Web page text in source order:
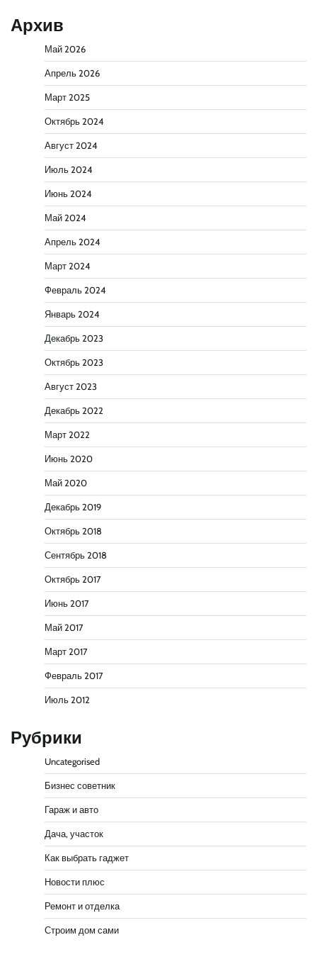
Архив
Май 2026
Апрель 2026
Март 2025
Октябрь 2024
Август 2024
Июль 2024
Июнь 2024
Май 2024
Апрель 2024
Март 2024
Февраль 2024
Январь 2024
Декабрь 2023
Октябрь 2023
Август 2023
Декабрь 2022
Март 2022
Июнь 2020
Май 2020
Декабрь 2019
Октябрь 2018
Сентябрь 2018
Октябрь 2017
Июнь 2017
Май 2017
Март 2017
Февраль 2017
Июль 2012
Рубрики
Uncategorised
Бизнес советник
Гараж и авто
Дача, участок
Как выбрать гаджет
Новости плюс
Ремонт и отделка
Строим дом сами